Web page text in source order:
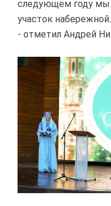
следующем году мы
участок
- отметил Андрей